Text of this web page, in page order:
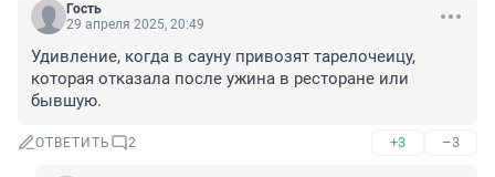
Гость
29 апреля 2025, 20:49
Удивление, когда в сауну привозят тарелочеицу,
которая отказала после ужина в ресторане или
бывшую.
ОТВЕТИТЬ 2 +3 –3